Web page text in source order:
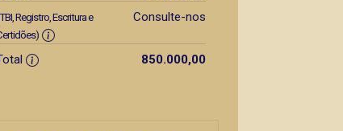
Registro, Escritura e
Consulte-nos
850.000,00